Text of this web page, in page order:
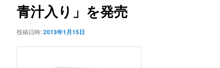
青汁入り」を発売
投稿日時:2013年1月15日